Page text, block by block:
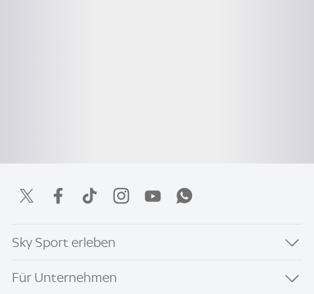
Sky Sport erleben
Für Unternehmen